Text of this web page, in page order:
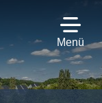
Menü